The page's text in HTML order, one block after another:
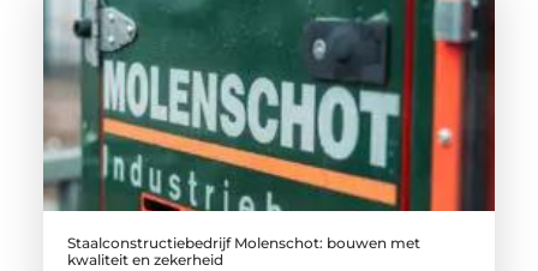
Staalconstructiebedrijf Molenschot: bouwen met
kwaliteit en zekerheid